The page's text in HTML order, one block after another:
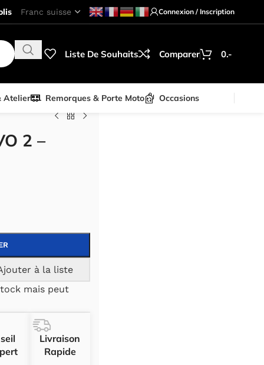
Connexion / Inscription
Liste De Souhaits Comparer 0.-
Atelier Remorques & Porte Moto Occasions
2 –
à la liste
mais peut
Livraison
Rapide